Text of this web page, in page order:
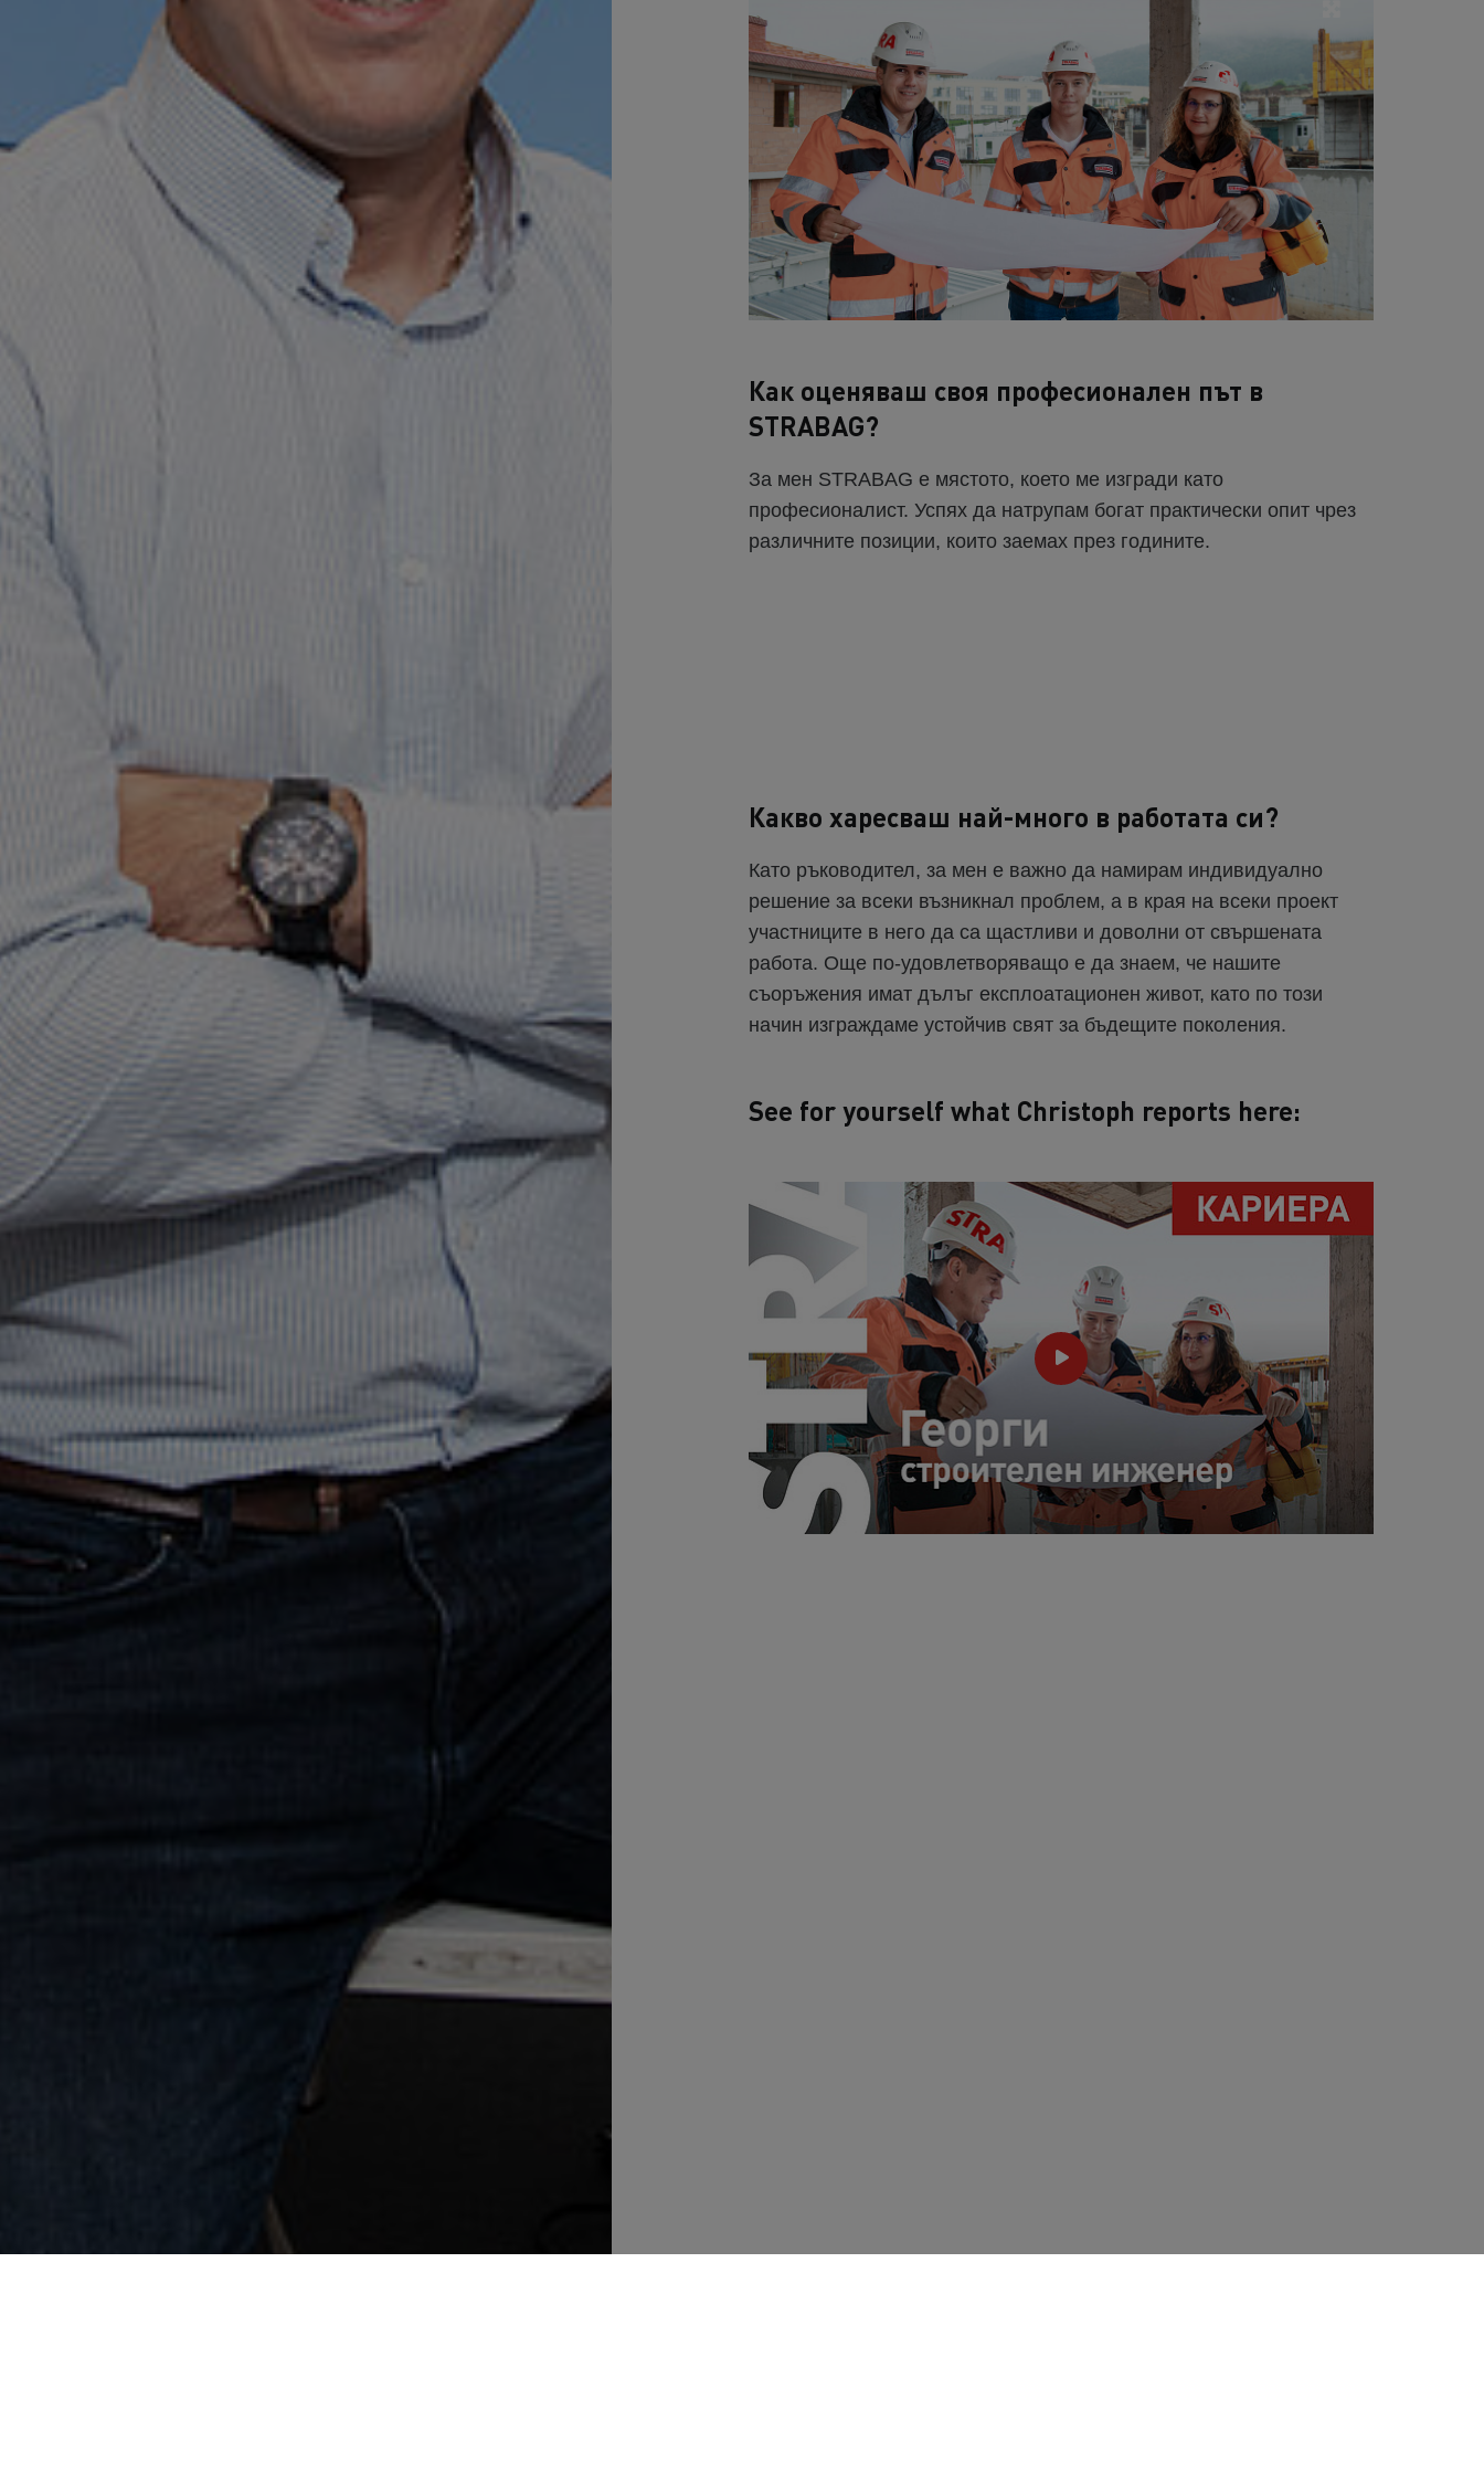
Как оценяваш своя професионален път в
STRABAG?
За мен STRABAG е мястото, което ме изгради като
професионалист. Успях да натрупам богат практически опит чрез
различните позиции, които заемах през годините.
Какво харесваш най-много в работата си?
Като ръководител, за мен е важно да намирам индивидуално
решение за всеки възникнал проблем, а в края на всеки проект
участниците в него да са щастливи и доволни от свършената
работа. Още по-удовлетворяващо е да знаем, че нашите
съоръжения имат дълъг експлоатационен живот, като по този
начин изграждаме устойчив свят за бъдещите поколения.
See for yourself what Christoph reports here: